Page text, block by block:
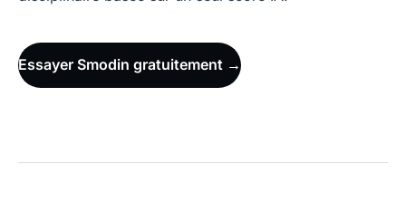
Essayer Smodin gratuitement →